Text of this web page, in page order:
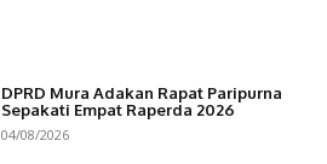
DPRD Mura Adakan Rapat Paripurna
Sepakati Empat Raperda 2026
04/08/2026